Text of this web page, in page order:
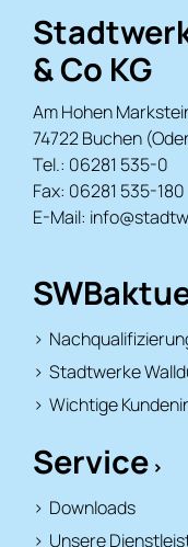
& Co KG
Am Hohen
74722 Buchen
Tel.: 06281 535-0
Fax: 06281 535-180
E-Mail:
Stadtwerke
Wichtige
Service
Downloads
Unsere